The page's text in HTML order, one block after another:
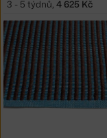
3 - 5 týdnů, 4 625 Kč